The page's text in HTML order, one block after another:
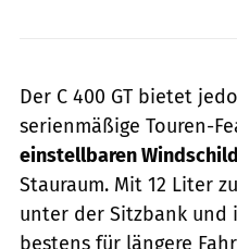
Der C 400 GT bietet
serienmäßige Touren-
einstellbaren Windschild
Stauraum. Mit 12 Liter
unter der Sitzbank
bestens für längere